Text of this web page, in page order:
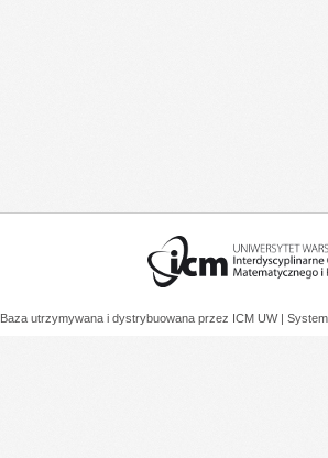
Baza utrzymywana i dystrybuowana przez ICM UW |